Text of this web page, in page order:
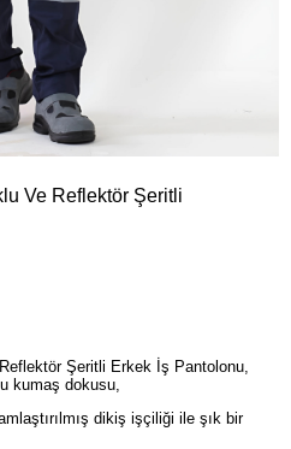
Ve Reflektör Şeritli
Şeritli Erkek İş Pantolonu,
kumaş dokusu,
dikiş işçiliği ile şık bir